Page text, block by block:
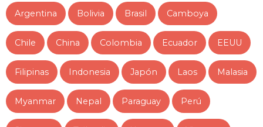
Argentina Bolivia Brasil Camboya
Chile China Colombia Ecuador EEUU
Filipinas Indonesia Japón Laos Malasia
Myanmar Nepal Paraguay Perú